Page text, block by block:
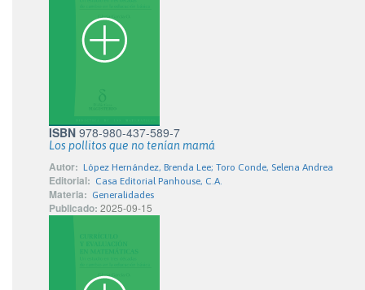
ISBN 978-980-437-589-7
Los pollitos que no tenían mamá
Autor: López Hernández, Brenda Lee; Toro Conde, Selena Andrea
Editorial: Casa Editorial Panhouse, C.A.
Materia: Generalidades
Publicado: 2025-09-15